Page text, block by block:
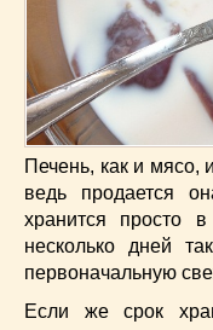
Печень, как и мясо,
ведь продается
хранится просто
несколько дней
первоначальную
Если же срок